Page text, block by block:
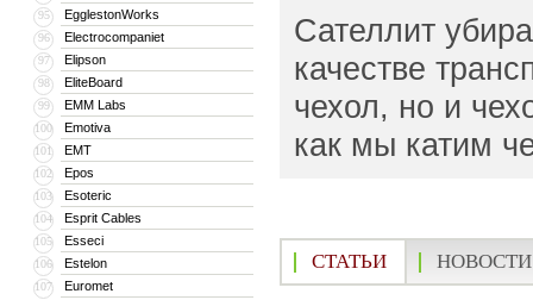
95 EgglestonWorks
96 Electrocompaniet
97 Elipson
98 EliteBoard
99 EMM Labs
100 Emotiva
101 EMT
102 Epos
103 Esoteric
104 Esprit Cables
105 Esseci
106 Estelon
107 Euromet
Сателлит
качестве
чехол, но и
как мы катим
СТАТЬИ НОВОСТИ